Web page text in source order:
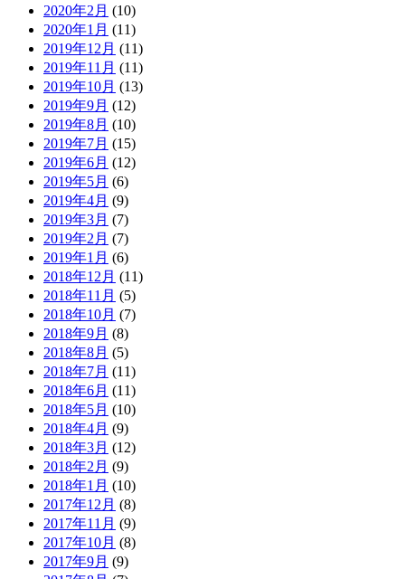
2020年2月 (10)
2020年1月 (11)
2019年12月 (11)
2019年11月 (11)
2019年10月 (13)
2019年9月 (12)
2019年8月 (10)
2019年7月 (15)
2019年6月 (12)
2019年5月 (6)
2019年4月 (9)
2019年3月 (7)
2019年2月 (7)
2019年1月 (6)
2018年12月 (11)
2018年11月 (5)
2018年10月 (7)
2018年9月 (8)
2018年8月 (5)
2018年7月 (11)
2018年6月 (11)
2018年5月 (10)
2018年4月 (9)
2018年3月 (12)
2018年2月 (9)
2018年1月 (10)
2017年12月 (8)
2017年11月 (9)
2017年10月 (8)
2017年9月 (9)